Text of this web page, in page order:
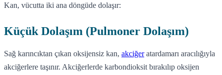
Kan, vücutta iki ana döngüde dolaşır:
Küçük Dolaşım (Pulmoner Dolaşım)
Sağ karıncıktan çıkan oksijensiz kan, akciğeratardamarı aracılığıyla
akciğerlere taşınır. Akciğerlerde karbondioksit bırakılıp oksijen